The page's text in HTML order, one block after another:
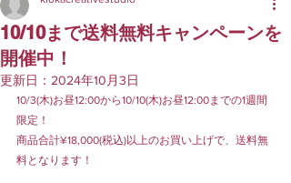
10/10まで送料無料キャンペーンを
開催中！
更新日： 2024年10月3日
10/3(木)お昼12:00から10/10(木)お昼12:00までの1週間
限定！
商品合計¥18,000(税込)以上のお買い上げで、送料無
料となります！